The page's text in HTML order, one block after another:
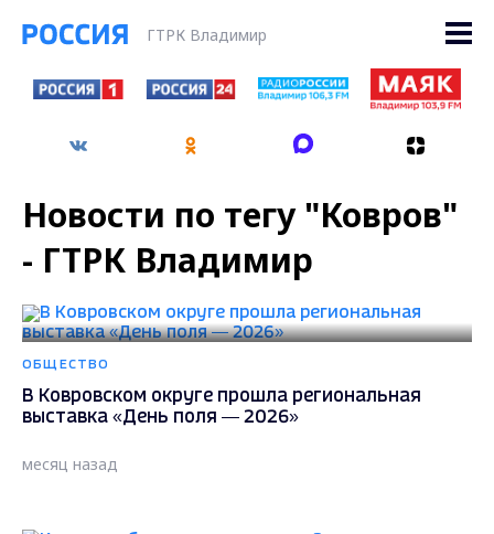
ГТРК Владимир
Новости по тегу "Ковров"
- ГТРК Владимир
ОБЩЕСТВО
В Ковровском округе прошла региональная
выставка «День поля — 2026»
месяц назад